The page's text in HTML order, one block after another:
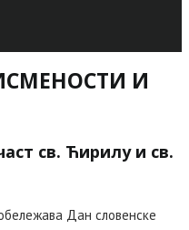
И
св. Ћирилу и св.
Дан словенске